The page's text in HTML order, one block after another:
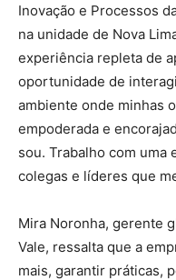
Inovação e Processos
na unidade de Nova
experiência repleta de
oportunidade de
ambiente onde minhas
empoderada e
sou. Trabalho com uma
colegas e líderes que
Mira Noronha, gerente
Vale, ressalta que a
mais, garantir práticas,